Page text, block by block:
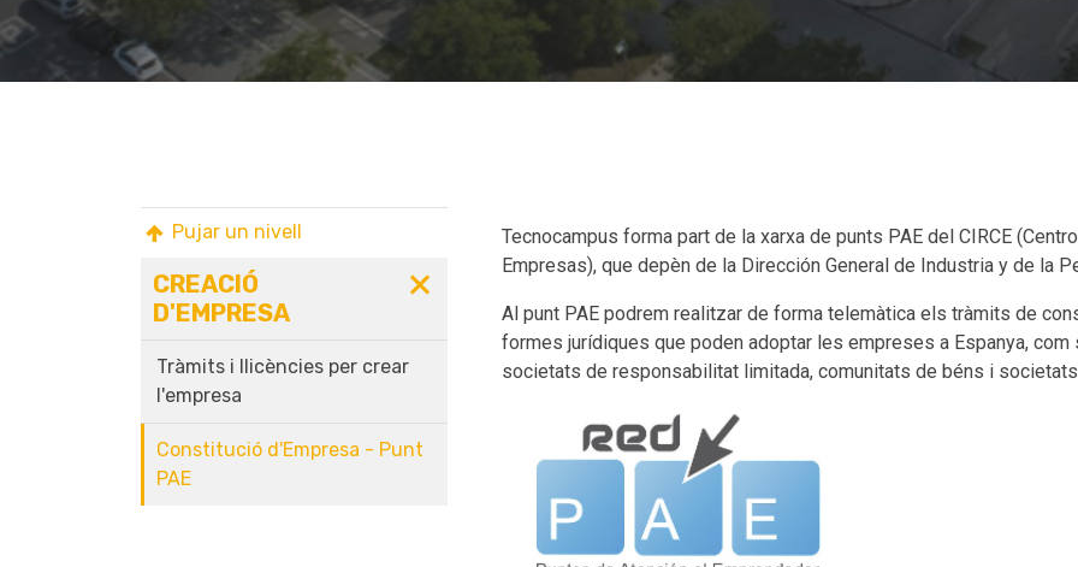
Pujar un nivell
CREACIÓ
D'EMPRESA
Tràmits i llicències per crear
l'empresa
Constitució d'Empresa - Punt
PAE
Tecnocampus forma part de la xarxa de punts PAE del CIRCE
Empresas), que depèn de la Dirección General de Industria y de la
Al punt PAE podrem realitzar de forma telemàtica els tràmits de
formes jurídiques que poden adoptar les empreses a Espanya, com
societats de responsabilitat limitada, comunitats de béns i